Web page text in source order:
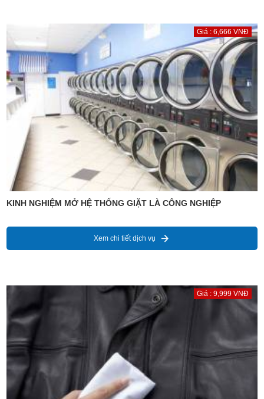
Giá : 6,666 VNĐ
KINH NGHIỆM MỞ HỆ THỐNG GIẶT LÀ CÔNG NGHIỆP
Xem chi tiết dịch vụ
Giá : 9,999 VNĐ